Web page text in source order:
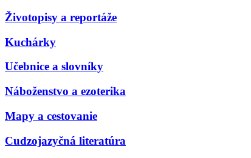
Životopisy a reportáže
Kuchárky
Učebnice a slovníky
Náboženstvo a ezoterika
Mapy a cestovanie
Cudzojazyčná literatúra